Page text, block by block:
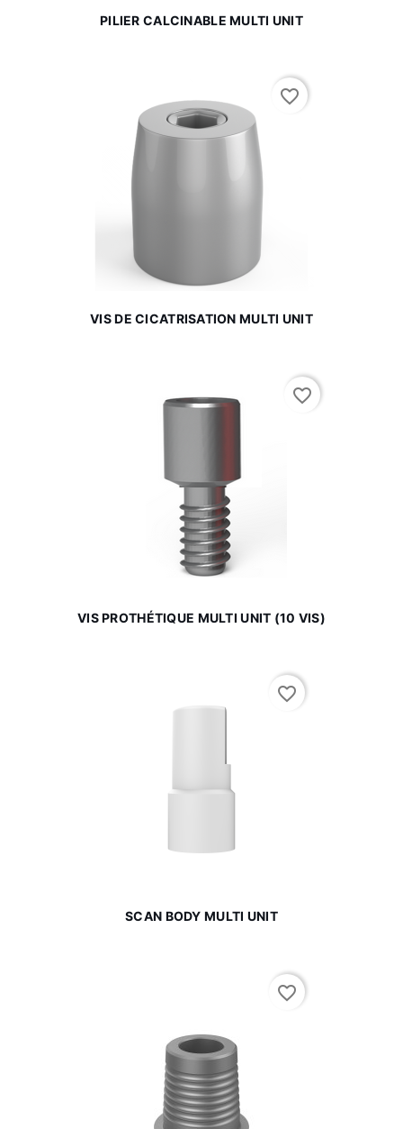
PILIER CALCINABLE MULTI UNIT
VIS DE CICATRISATION MULTI UNIT
favorite_border
VIS PROTHÉTIQUE MULTI UNIT (10 VIS)
favorite_border
SCAN BODY MULTI UNIT
favorite_border
favorite_border